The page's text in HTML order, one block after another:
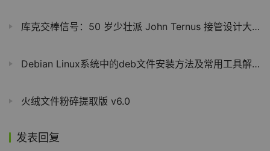
库克交棒信号：50 岁少壮派 John Ternus 接管设计大权，成苹果最热 CEO 接班人
Debian Linux系统中的deb文件安装方法及常用工具解析
火绒文件粉碎提取版 v6.0
发表回复